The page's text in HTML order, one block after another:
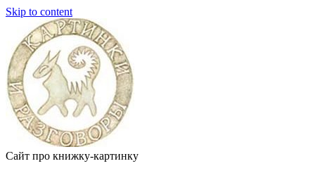
Skip to content
Сайт про книжку-картинку